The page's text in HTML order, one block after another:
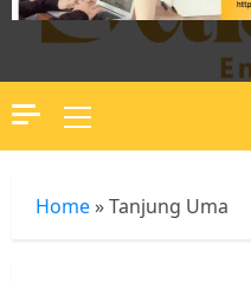
Primary
Menu
Home »Tanjung Uma